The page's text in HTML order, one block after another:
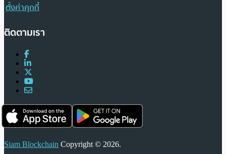
ตั้งค่าคุกกี้
ติดตามเรา
Siam Blockchain Copyright © 2026.